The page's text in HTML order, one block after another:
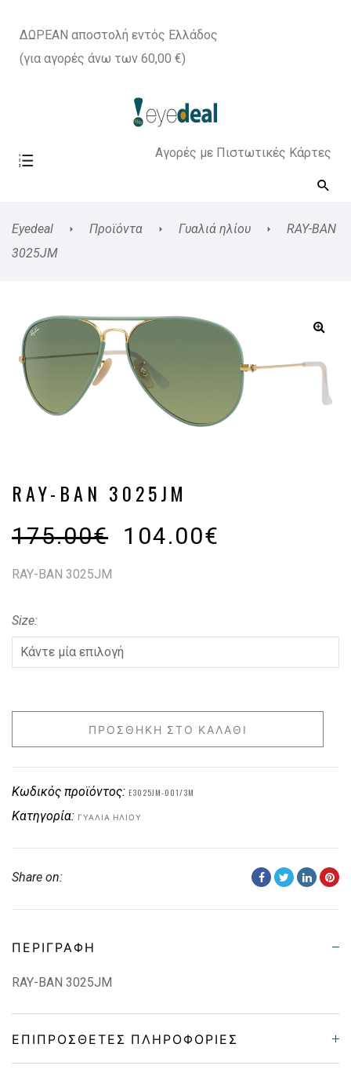
ΔΩΡΕΑΝ αποστολή εντός Ελλάδος
(για αγορές άνω των 60,00 €)
Αγορές με Πιστωτικές Κάρτες
Eyedeal Προϊόντα Γυαλιά ηλίου
RAY-BAN
3025JM
RAY-BAN 3025JM
175.00€ 104.00€
RAY-BAN 3025JM
Size
ΠΡΟΣΘΉΚΗ ΣΤΟ ΚΑΛΆΘΙ
Κωδικός προϊόντος: E3025JM-001/3M
Κατηγορία: ΓΥΑΛΙΆ ΗΛΊΟΥ
Share on:
ΠΕΡΙΓΡΑΦΉ
RAY-BAN 3025JM
ΕΠΙΠΡΌΣΘΕΤΕΣ ΠΛΗΡΟΦΟΡΊΕΣ